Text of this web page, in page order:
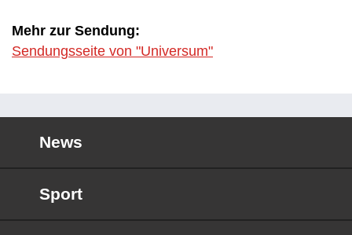
Mehr zur Sendung:
Sendungsseite von "Universum"
News
Sport